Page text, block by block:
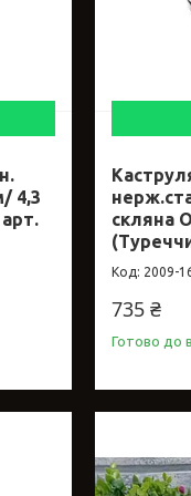
4,3
скляна
2009-
735 ₴
Готово до